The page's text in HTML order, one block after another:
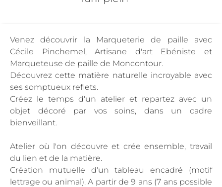
Venez découvrir la Marqueterie de paille avec
Cécile Pinchemel, Artisane d'art Ebéniste et
Marqueteuse de paille de Moncontour.
Découvrez cette matière naturelle incroyable avec
ses somptueux reflets.
Créez le temps d'un atelier et repartez avec un
objet décoré par vos soins, dans un cadre
bienveillant.
Atelier où l'on découvre et crée ensemble, travail
du lien et de la matière.
Création mutuelle d'un tableau encadré (motif
lettrage ou animal). A partir de 9 ans (7 ans possible